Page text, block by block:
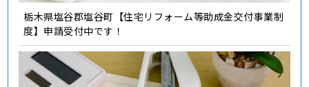
栃木県塩谷郡塩谷町【住宅リフォーム等助成金交付事業制
度】申請受付中です！